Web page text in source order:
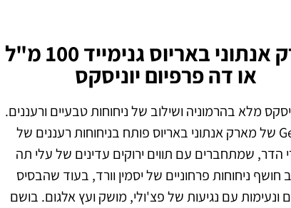
מארק אנתוני באריוס גנימייד 100 מ"ל
או דה פרפיום יוניסקס
מלא בהרמוניה ושילוב של ניחוחות טבעיים ורעננים.
Genmaïd של מארק אנתוני באריוס פותח בניחוחות רעננים של
הדר, שמתחברים עם תווים ירוקים עדינים של עלי תה
חושף ניחוחות פרחוניים של יסמין וורד, בעוד שהבסיס
ונעימות עם נגיעות של פצ'ולי, מושק ועץ אלגום. בושם